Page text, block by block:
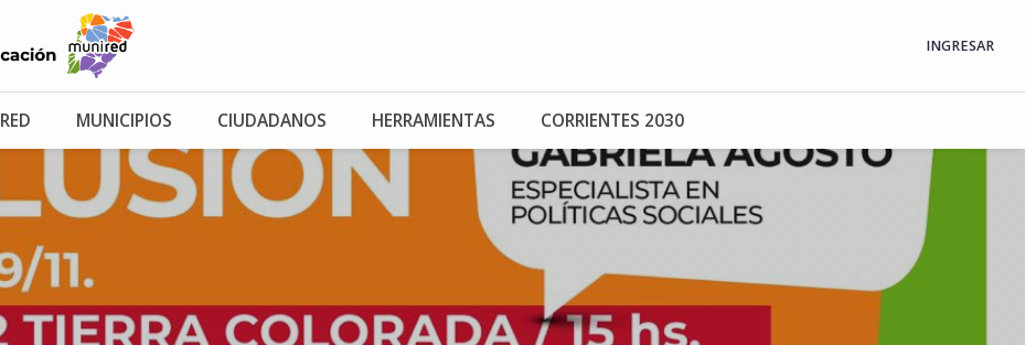
INGRESAR
MUNICIPIOS CIUDADANOS HERRAMIENTAS CORRIENTES 2030